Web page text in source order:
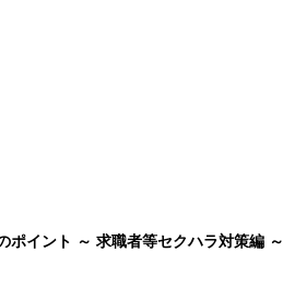
ポイント ～ 求職者等セクハラ対策編 ～